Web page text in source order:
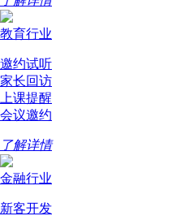
教育行业
邀约试听
家长回访
上课提醒
会议邀约
了解详情
金融行业
新客开发